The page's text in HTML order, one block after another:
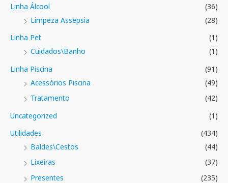
Linha Álcool
(36)
Limpeza Assepsia
(28)
Linha Pet
(1)
Cuidados\Banho
(1)
Linha Piscina
(91)
Acessórios Piscina
(49)
Tratamento
(42)
Uncategorized
(1)
Utilidades
(434)
Baldes\Cestos
(44)
Lixeiras
(37)
Presentes
(235)